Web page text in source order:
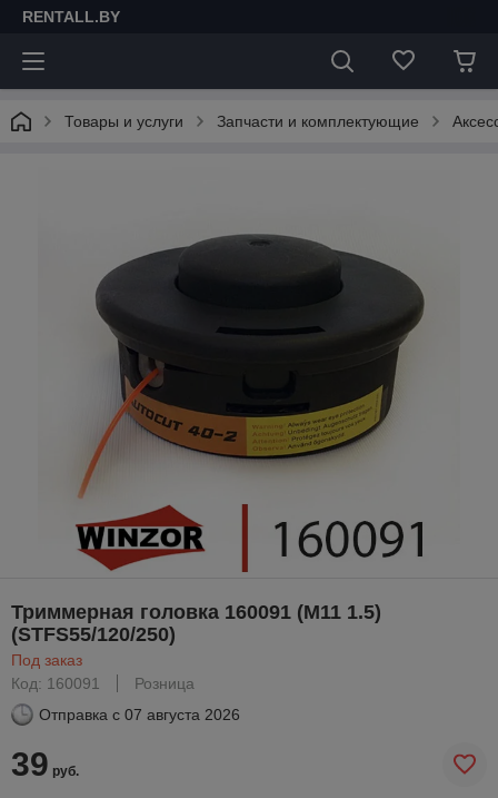
RENTALL.BY
Товары и услуги Запчасти и комплектующие
Триммерная головка 160091 (M11 1.5)
(STFS55/120/250)
Под заказ
Код: 160091
Розница
Отправка с 07 августа 2026
39 руб.